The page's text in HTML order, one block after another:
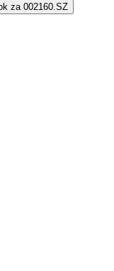
za 002160.SZ